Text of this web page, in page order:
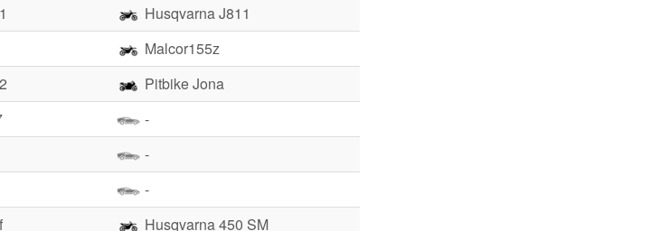
Husqvarna J811
Malcor155z
Pitbike Jona
-
-
-
Husqvarna 450 SM